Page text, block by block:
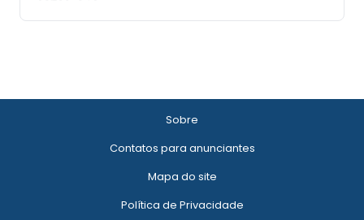
Sobre
Contatos para anunciantes
Mapa do site
Política de Privacidade